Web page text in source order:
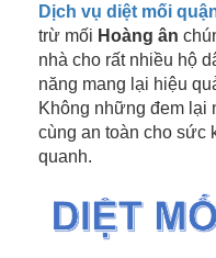
Dịch vụ diệt mối
trừ mối Hoàng ân
nhà cho rất nhiều hộ
năng mang lại hiệu
Không những đem lại
cùng an toàn cho sức
quanh.